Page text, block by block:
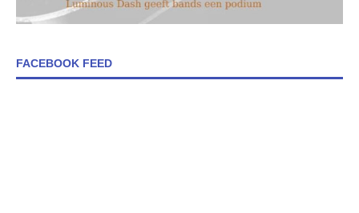
FACEBOOK FEED